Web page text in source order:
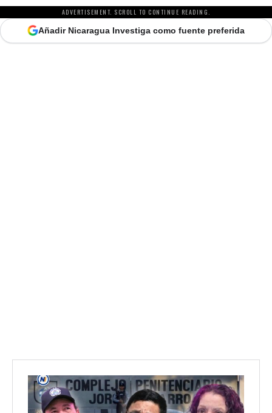
ADVERTISEMENT. SCROLL TO CONTINUE READING.
Añadir Nicaragua Investiga como fuente preferida